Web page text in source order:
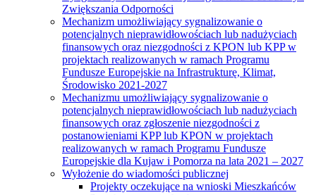
Zwiększania Odporności
Mechanizm umożliwiający sygnalizowanie o
potencjalnych nieprawidłowościach lub nadużyciach
finansowych oraz niezgodności z KPON lub KPP w
projektach realizowanych w ramach Programu
Fundusze Europejskie na Infrastrukturę, Klimat,
Środowisko 2021-2027
Mechanizmu umożliwiający sygnalizowanie o
potencjalnych nieprawidłowościach lub nadużyciach
finansowych oraz zgłoszenie niezgodności z
postanowieniami KPP lub KPON w projektach
realizowanych w ramach Programu Fundusze
Europejskie dla Kujaw i Pomorza na lata 2021 – 2027
Wyłożenie do wiadomości publicznej
Projekty oczekujące na wnioski Mieszkańców